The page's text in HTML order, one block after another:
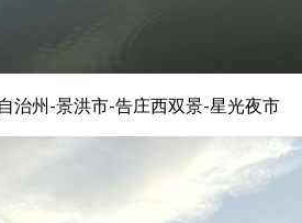
治州-景洪市-告庄西双景-星光夜市